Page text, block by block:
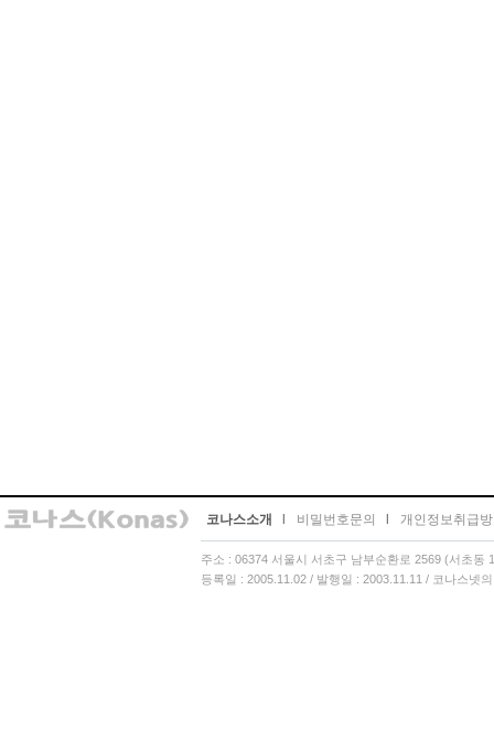
코나스소개 비밀번호문의 개인정보취급
주소 : 06374 서울시 서초구 남부순환로 2569 (서초
등록일 : 2005.11.02 / 발행일 : 2003.11.11 / 코나스넷